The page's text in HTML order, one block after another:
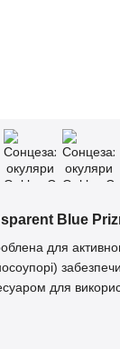
Blue
для
для